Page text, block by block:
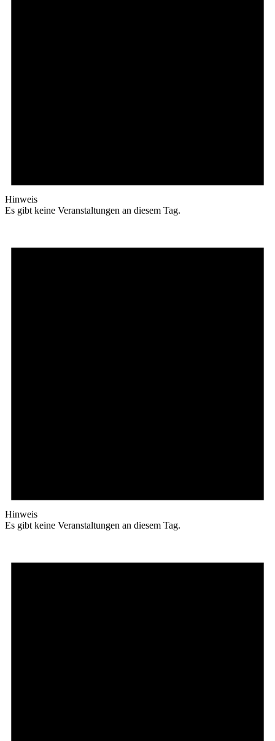
Hinweis
Es gibt keine Veranstaltungen an diesem Tag.
Hinweis
Es gibt keine Veranstaltungen an diesem Tag.